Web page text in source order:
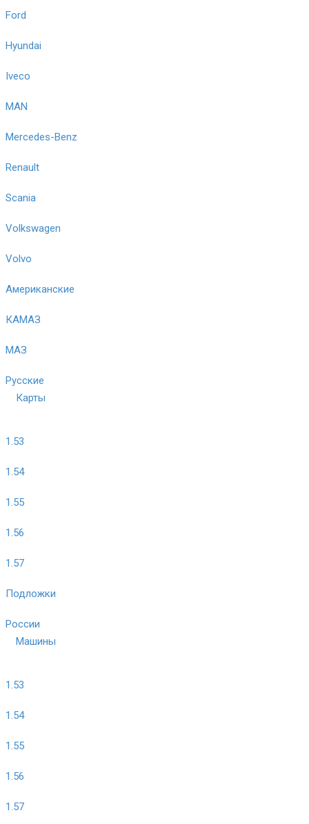
Ford
Hyundai
Iveco
MAN
Mercedes-Benz
Renault
Scania
Volkswagen
Volvo
Американские
КАМАЗ
МАЗ
Русские
Карты
1.53
1.54
1.55
1.56
1.57
Подложки
России
Машины
1.53
1.54
1.55
1.56
1.57